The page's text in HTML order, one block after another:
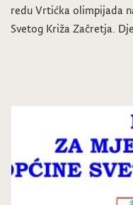
redu Vrtićka olimpijada
Svetog Križa Začretja.